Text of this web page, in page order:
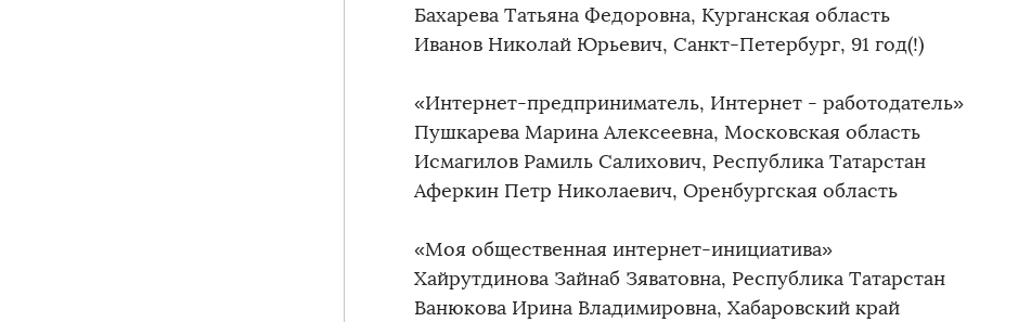
Бахарева Татьяна Федоровна, Курганская область
Иванов Николай Юрьевич, Санкт-Петербург, 91 год(!)
«Интернет-предприниматель, Интернет - работодатель»
Пушкарева Марина Алексеевна, Московская область
Исмагилов Рамиль Салихович, Республика Татарстан
Аферкин Петр Николаевич, Оренбургская область
«Моя общественная интернет-инициатива»
Хайрутдинова Зайнаб Зяватовна, Республика Татарстан
Ванюкова Ирина Владимировна, Хабаровский край